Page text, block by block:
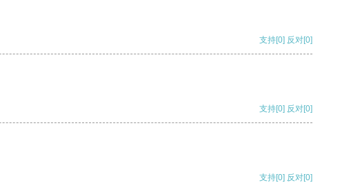
支持[0] 反对[0]
支持[0] 反对[0]
支持[0] 反对[0]